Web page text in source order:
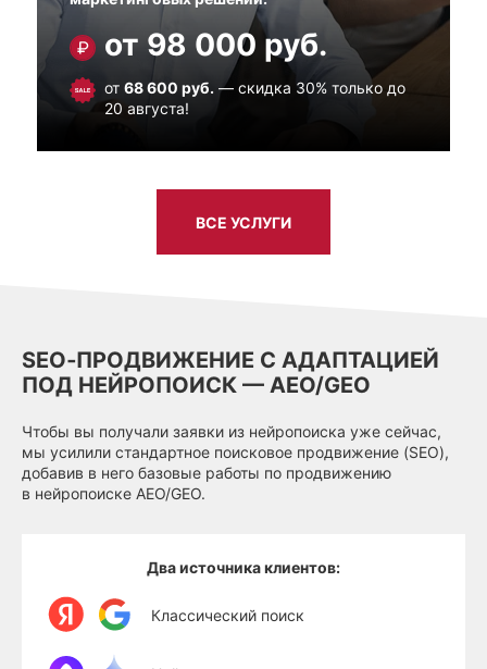
от 98 000 руб.
от 68 600 руб. — скидка 30% только до
20 августа!
ВСЕ УСЛУГИ
SEO‑ПРОДВИЖЕНИЕ С АДАПТАЦИЕЙ
ПОД НЕЙРОПОИСК — AEO/GEO
Чтобы вы получали заявки из нейропоиска уже сейчас,
мы усилили стандартное поисковое продвижение (SEO),
добавив в него базовые работы по продвижению
в нейропоиске AEO/GEO.
Два источника клиентов:
Классический поиск